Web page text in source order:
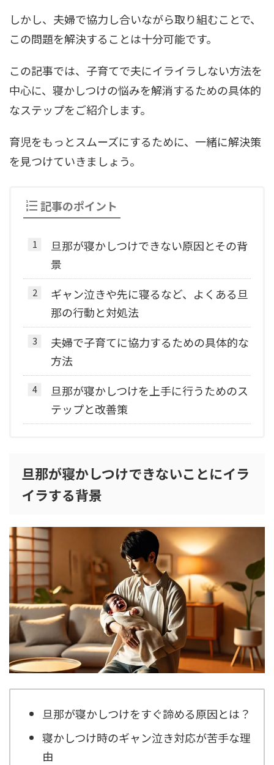
しかし、夫婦で協力し合いながら取り組むことで、
この問題を解決することは十分可能です。
この記事では、子育てで夫にイライラしない方法を
中心に、寝かしつけの悩みを解消するための具体的
なステップをご紹介します。
育児をもっとスムーズにするために、一緒に解決策
を見つけていきましょう。
記事のポイント
旦那が寝かしつけできない原因とその背
景
ギャン泣きや先に寝るなど、よくある旦
那の行動と対処法
夫婦で子育てに協力するための具体的な
方法
旦那が寝かしつけを上手に行うためのス
テップと改善策
旦那が寝かしつけできないことにイラ
イラする背景
旦那が寝かしつけをすぐ諦める原因とは？
寝かしつけ時のギャン泣き対応が苦手な理
由